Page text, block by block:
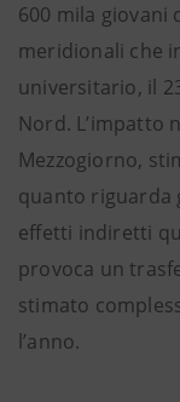
600 mila giovani
meridionali che
universitario, il
Nord. L’impatto
Mezzogiorno,
quanto riguarda
effetti indiretti
provoca un
stimato
l’anno.